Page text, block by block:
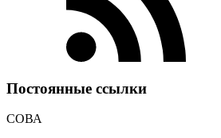
Постоянные ссылки
СОВА